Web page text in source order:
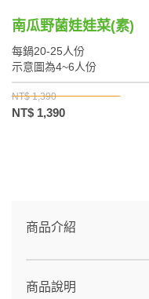
南瓜野菌娃娃菜(素)
每鍋20-25人份
示意圖為4~6人份
NT$ 1,390
NT$ 1,390
商品介紹
商品說明